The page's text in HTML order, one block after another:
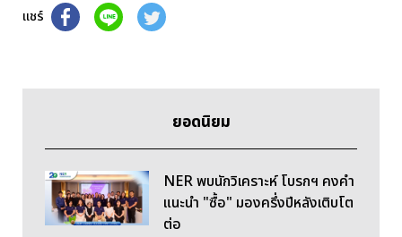
แชร์
ยอดนิยม
NER พบนักวิเคราะห์ โบรกฯ คงคำ
แนะนำ "ซื้อ" มองครึ่งปีหลังเติบโต
ต่อ